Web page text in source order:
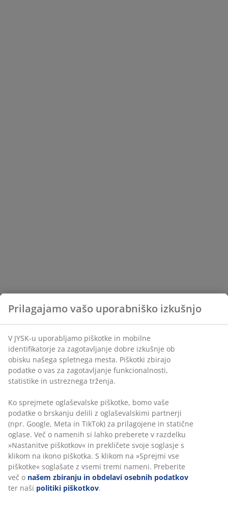
Prilagajamo vašo uporabniško izkušnjo
V JYSK-u uporabljamo piškotke in mobilne
identifikatorje za zagotavljanje dobre izkušnje ob
obisku našega spletnega mesta. Piškotki zbirajo
podatke o vas za zagotavljanje funkcionalnosti,
statistike in ustreznega trženja.
Ko sprejmete oglaševalske piškotke, bomo vaše
podatke o brskanju delili z oglaševalskimi partnerji
(npr. Google, Meta in TikTok) za prilagojene in statične
oglase. Več o namenih si lahko preberete v razdelku
»Nastanitve piškotkov« in prekličete svoje soglasje s
klikom na ikono piškotka. S klikom na »Sprejmi vse
piškotke« soglašate z vsemi tremi nameni. Preberite
več o našem zbiranju in obdelavi osebnih podatkov
ter naši politiki piškotkov.